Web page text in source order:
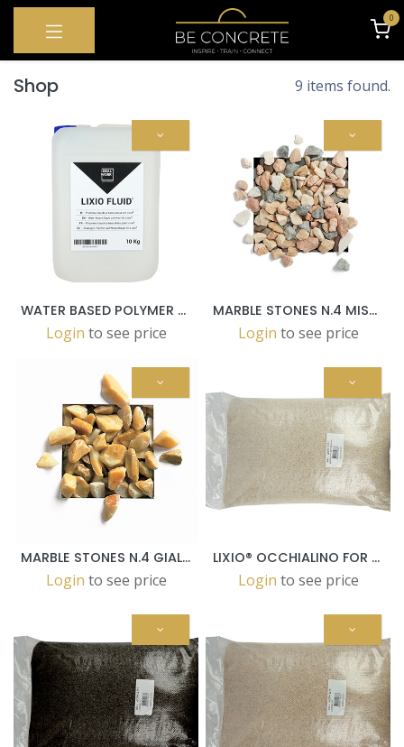
OVERSLAAN NAAR INHOUD 0
Shop 9 items found.
WATER BASED POLYMER FOR LIXIO® MICROTERRAZZO 10 KG PAILS
Login to see price
MARBLE STONES N.4 MISCELA ORIENTALE 8.0/12.0 MM-25 KG
Login to see price
MARBLE STONES N.4 GIALLOSIENA 8.0/12.0 MM-25 KG BAGS
Login to see price
LIXIO® OCCHIALINO FOR MICROTERRAZZO IN 25 KG BAGS
Login to see price